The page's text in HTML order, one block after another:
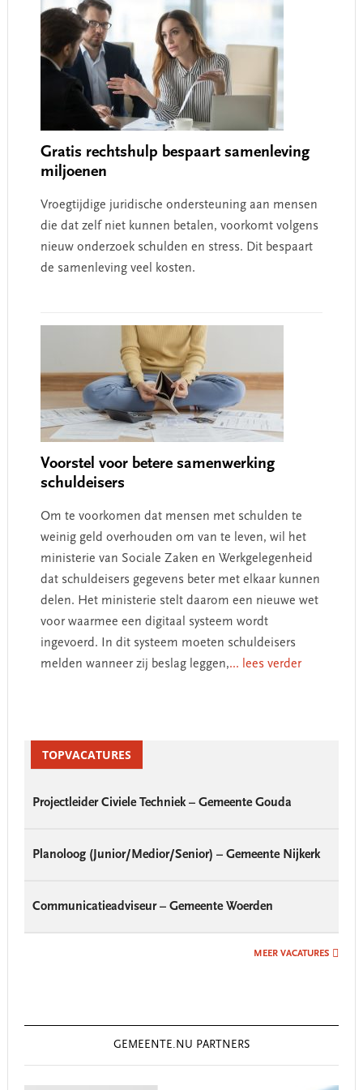
Gratis rechtshulp bespaart samenleving
miljoenen
Vroegtijdige juridische ondersteuning aan mensen
die dat zelf niet kunnen betalen, voorkomt volgens
nieuw onderzoek schulden en stress. Dit bespaart
de samenleving veel kosten.
Voorstel voor betere samenwerking
schuldeisers
Om te voorkomen dat mensen met schulden te
weinig geld overhouden om van te leven, wil het
ministerie van Sociale Zaken en Werkgelegenheid
dat schuldeisers gegevens beter met elkaar kunnen
delen. Het ministerie stelt daarom een nieuwe wet
voor waarmee een digitaal systeem wordt
ingevoerd. In dit systeem moeten schuldeisers
melden wanneer zij beslag leggen,... lees verder
SidebarTOPVACATURES
Projectleider Civiele Techniek – Gemeente Gouda
Planoloog (Junior/Medior/Senior) – Gemeente Nijkerk
Communicatieadviseur – Gemeente Woerden
MEER VACATURES
GEMEENTE.NU PARTNERS